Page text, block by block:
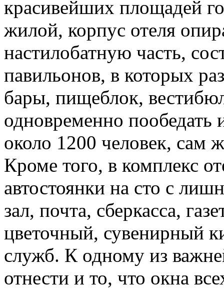
красивейших площадей
жилой, корпус отеля
настилобатную часть,
павильонов, в которых
бары, пищеблок,
одновременно пообедать
около 1200 человек, сам
Кроме того, в комплекс
автостоянки на сто с
зал, почта, сберкасса,
цветочный, сувенирный
служб. К одному из
отнести и то, что окна